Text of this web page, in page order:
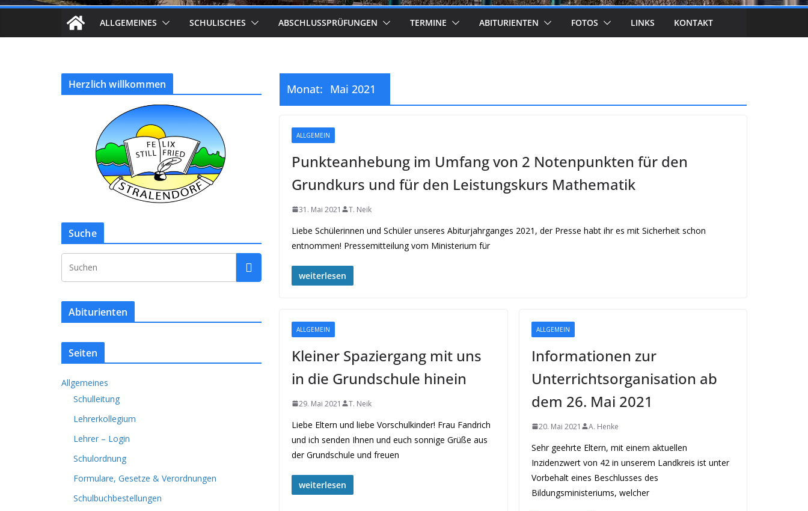
ALLGEMEINES SCHULISCHES ABSCHLUSSPRÜFUNGEN TERMINE ABITURIENTEN FOTOS LINKS KONTAKT
Monat: Mai 2021
ALLGEMEIN
Punkteanhebung im Umfang von 2 Notenpunkten für den
Grundkurs und für den Leistungskurs Mathematik
31. Mai 2021 T. Neik
Liebe Schülerinnen und Schüler unseres Abiturjahrganges 2021, der Presse habt ihr es mit Sicherheit schon
entnommen! Pressemitteilung vom Ministerium für
weiterlesen
ALLGEMEIN
Kleiner Spaziergang mit uns
in die Grundschule hinein
29. Mai 2021 T. Neik
Liebe Eltern und liebe Vorschulkinder! Frau Fandrich
und ich senden Ihnen und euch sonnige Grüße aus
der Grundschule und freuen
weiterlesen
ALLGEMEIN
Informationen zur
Unterrichtsorganisation ab
dem 26. Mai 2021
20. Mai 2021 A. Henke
Sehr geehrte Eltern, mit einem aktuellen
Inzidenzwert von 42 in unserem Landkreis ist unter
Vorbehalt eines Beschlusses des
Bildungsministeriums, welcher
Herzlich willkommen
Suche
Abiturienten
Seiten
Allgemeines
Schulleitung
Lehrerkollegium
Lehrer – Login
Schulordnung
Formulare, Gesetze & Verordnungen
Schulbuchbestellungen